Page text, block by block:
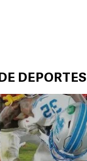
DEPORTES